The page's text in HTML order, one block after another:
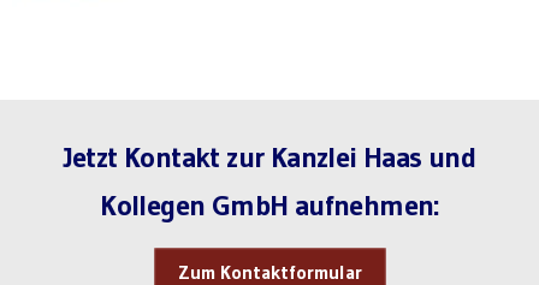
Jetzt Kontakt zur Kanzlei Haas und
Kollegen GmbH aufnehmen:
Zum Kontaktformular